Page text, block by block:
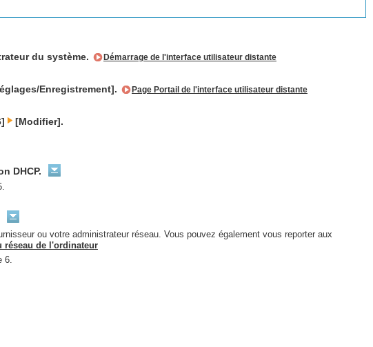
du système. Démarrage de l'interface utilisateur distante
Enregistrement]. Page Portail de l'interface utilisateur distante
[Modifier].
DHCP.
ou votre administrateur réseau. Vous pouvez également vous reporter aux
réseau de l'ordinateur
6.